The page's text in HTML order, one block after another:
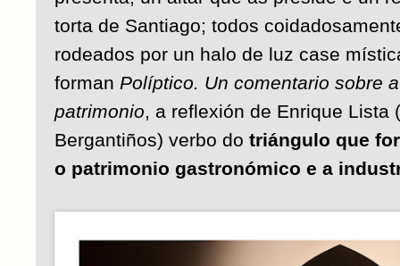
torta de Santiago; todos
rodeados por un halo de luz case
forman Políptico. Un comentario sobre
patrimonio, a reflexión de Enrique Lista
Bergantiños) verbo do triángulo que
o patrimonio gastronómico e a